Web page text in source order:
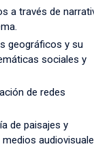
a través de
geográficos y su
sociales y
de redes
de paisajes y